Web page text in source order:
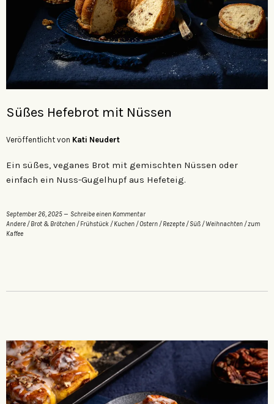
Süßes Hefebrot mit Nüssen
Veröffentlicht von Kati Neudert
Ein süßes, veganes Brot mit gemischten Nüssen oder
einfach ein Nuss-Gugelhupf aus Hefeteig.
September 26, 2025
Schreibe einen Kommentar
Andere / Brot & Brötchen / Frühstück / Kuchen /Ostern / Rezepte / Süß /Weihnachten /zum
Kaffee